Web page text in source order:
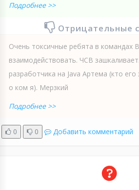
Подробнее >>
Отрицательные
Очень токсичные ребята в командах
взаимодействовать. ЧСВ
разработчика на Java Артема (кто
о ком я). Мерзкий
Подробнее >>
0 0 Добавить комментарий